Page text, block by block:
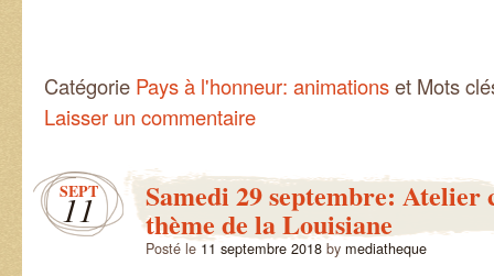
Catégorie Pays à l'honneur: animationset Mots
Laisser un commentaire
SEPT
11 Samedi 29 septembre: Atelier
thème de la Louisiane
Posté le 11 septembre 2018 by mediatheque